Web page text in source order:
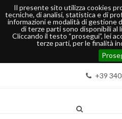
Il presente sito utilizza cookies
tecniche, di analisi, statistica e di
informazioni e modalità di gestione
di terze parti sono disponibili al
Cliccando il testo “prosegui”, lei
terze parti, per le finalità
+39